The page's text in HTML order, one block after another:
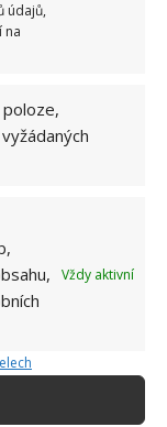
údajů,
na
Vždy aktivní
SPORY